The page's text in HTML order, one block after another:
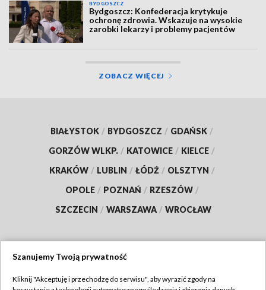
BYDGOSZCZ
Bydgoszcz: Konfederacja krytykuje
ochronę zdrowia. Wskazuje na wysokie
zarobki lekarzy i problemy pacjentów
ZOBACZ WIĘCEJ
BIAŁYSTOK / BYDGOSZCZ / GDAŃSK /
GORZÓW WLKP. / KATOWICE / KIELCE /
KRAKÓW / LUBLIN / ŁÓDŹ / OLSZTYN /
OPOLE / POZNAŃ / RZESZÓW /
SZCZECIN / WARSZAWA / WROCŁAW
Szanujemy Twoją prywatność
Kliknij "Akceptuję i przechodzę do serwisu", aby wyrazić zgody na